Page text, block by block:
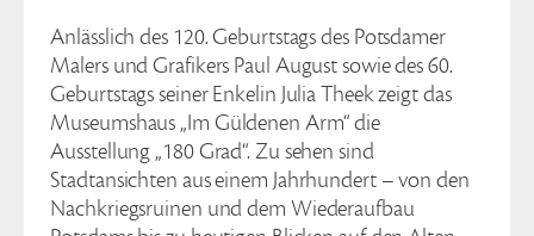
Anlässlich des 120. Geburtstags des Potsdamer
Malers und Grafikers Paul August sowie des 60.
Geburtstags seiner Enkelin Julia Theek zeigt das
Museumshaus „Im Güldenen Arm“ die
Ausstellung „180 Grad“. Zu sehen sind
Stadtansichten aus einem Jahrhundert – von den
Nachkriegsruinen und dem Wiederaufbau